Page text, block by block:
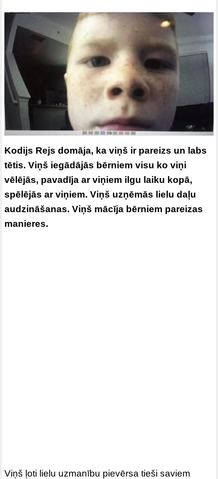
Kodijs Rejs domāja, ka viņš ir pareizs un labs
tētis. Viņš iegādājās bērniem visu ko viņi
vēlējās, pavadīja ar viņiem ilgu laiku kopā,
spēlējās ar viņiem. Viņš uzņēmās lielu daļu
audzināšanas. Viņš mācīja bērniem pareizas
manieres.
Viņš ļoti lielu uzmanību pievērsa tieši saviem